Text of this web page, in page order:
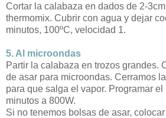
Cortar la calabaza en dados de 2-
thermomix. Cubrir con agua y dejar
minutos, 100ºC, velocidad 1.
5. Al microondas
Partir la calabaza en trozos grandes.
de asar para microondas. Cerramos
para que salga el vapor. Programar
minutos a 800W.
Si no tenemos bolsas de asar,